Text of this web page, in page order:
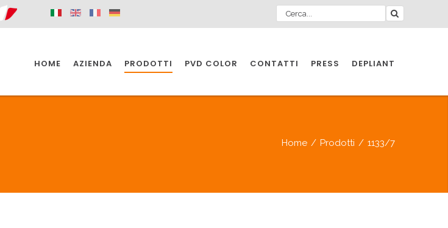
HOME AZIENDA PRODOTTI
SPAZIO PER
SIFONI SPAZIO PER
PVD COLOR CONTATTI PRESS
DEPLIANT
IL BAGNO
L'INDUSTRIA
Home / Prodotti / 1133/7